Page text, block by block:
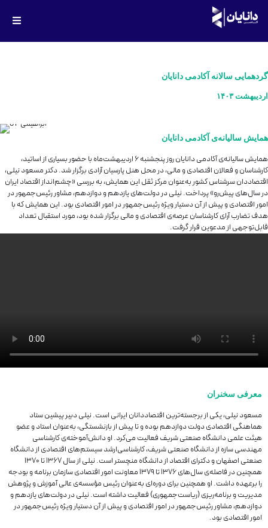
گردهمایی سالانه آکادمی دانایان
اردیبهشت ۱۴۰۳
همایش سالیانه‌ی آکادمی دانایان
همایش سالیانه‌ی آکادمی دانایان روز پنجشنبه ۶ اردیبهشت‌ماه با حضور بسیاری از اساتید،
کارشناسان و فعالان اقتصادی ‏و مالی، در محل هنل پارسیان آزادی برگزار شد. دکتر مسعود نیلی،
اقتصاددان سرشناس کشور به‌عنوان مرکز ثقل این همایش، به بررسی «چشم‌انداز اقتصاد ایران
در سال‌های پیش‌رو» پرداخت. نیلی در دولت‌های یازدهم و دوازدهم، مشاور رئیس‌جمهور در
‏امور اقتصادی و پیش از آن دستیار ویژه رئیس‌جمهور در امور اقتصادی بود. این همایش که با
هدف تضارب آرای کارشناسان عرصه‌ی اقتصادی و مالی برگزار شده بود، مورد استقبال تعداد
قابل‌توجهی از مدعوین قرار گرفت‏.
معرفی سخنران
مسعود نیلی، یکی از برجسته‌ترین اقتصاددانان ایرانی است. نیلی دبیر پیشین ستاد
هماهنگی اقتصادی دولت دوازدهم بوده و ‏تا ‏پیش از بازنشستگی، به‌عنوان استاد و عضو
هیئت علمی دانشگاه صنعتی شریف فعالیت می‌کرد. او دانش‌آموخته‌ی ‏کارشناسی
‏مهندسی سازه از دانشگاه صنعتی شریف، کارشناسی‌ارشد سیستم‌های اقتصادی از دانشگاه
صنعتی اصفهان و ‏دکترای اقتصاد از ‏دانشگاه منچستر است.‏ نیلی از سال ۱۳۶۷ تا ۱۳۷۰
همچنین در فاصله‌ی سال‌های ۱۳۷۶ تا ۱۳۷۹ معاونت امور اقتصادی ‏سازمان برنامه و بودجه
را ‏برعهده داشت. او همچنین برای دوره‌ای به‌عنوان رئیس مؤسسه‌ی عالی آموزش و پژوهش
‏مدیریت و برنامه‌ریزی ‏‏(ریاست‌جمهوری) فعالیت داشته‌ است.‏ نیلی در دولت‌های یازدهم و
دوازدهم، مشاور رئیس‌جمهور در ‏امور اقتصادی و پیش از ‏آن دستیار ویژه رئیس‌جمهور در
امور اقتصادی بود.